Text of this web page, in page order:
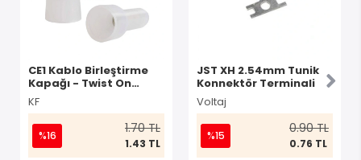
CE1 Kablo Birleştirme
Kapağı - Twist On
Konnektör
KF
%16 1.70 TL
1.43 TL
JST XH 2.54mm Tunik
Konnektör Terminali
Voltaj
%15 0.90 TL
0.76 TL